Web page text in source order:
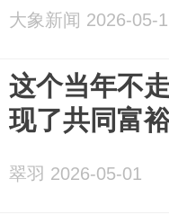
大象新闻 2026-05-
这个当年不
现了共同富
翠羽 2026-05-01